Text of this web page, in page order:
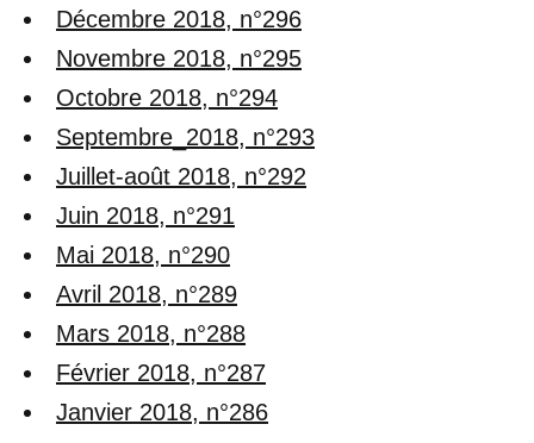
Décembre 2018, n°296
Novembre 2018, n°295
Octobre 2018, n°294
Septembre_2018, n°293
Juillet-août 2018, n°292
Juin 2018, n°291
Mai 2018, n°290
Avril 2018, n°289
Mars 2018, n°288
Février 2018, n°287
Janvier 2018, n°286